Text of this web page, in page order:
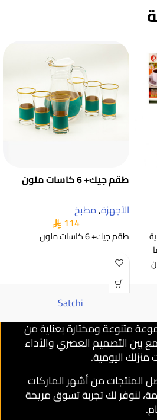
طقم جيك+ 6 كاسات ملون
الأجهزة,مطبخ
114
طقم جيك+ 6 كاسات ملون
Satchi
متنوعة ومختارة بعناية من
بين التصميم العصري والأداء
منزلك اليومية.
المنتجات من أشهر الماركات
لنوفر لك تجربة تسوق مريحة